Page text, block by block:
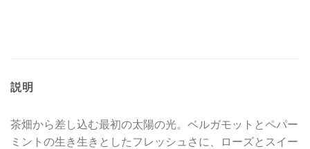
説明
茶畑から差し込む最初の太陽の光。ベルガモットとペパー
ミントの生き生きとしたフレッシュさに、ローズとスイー